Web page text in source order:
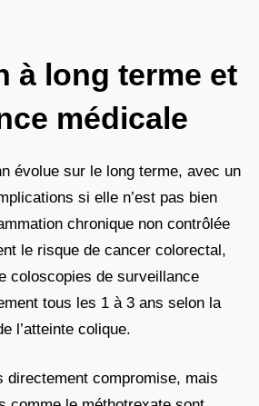
à long terme et
médicale
évolue sur le long terme, avec un
si elle n’est pas bien
chronique non contrôlée
le risque de cancer colorectal,
coloscopies de surveillance
tous les 1 à 3 ans selon la
l’atteinte colique.
directement compromise, mais